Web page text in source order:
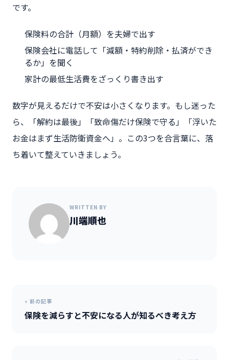
です。
保険料の合計（月額）を夫婦で出す
保険会社に電話して「減額・特約削除・払済ができ
るか」を聞く
家計の最低生活費をざっくり書き出す
数字が見えるだけで不安は小さくなります。もし迷った
ら、「解約は最後」「致命傷だけ保険で守る」「浮いた
お金はまず生活防衛資金へ」。この3つを合言葉に、落
ち着いて整えていきましょう。
WRITTEN BY
川端順也
« 前の記事
保険を減らすと不安になる人が知るべき考え方